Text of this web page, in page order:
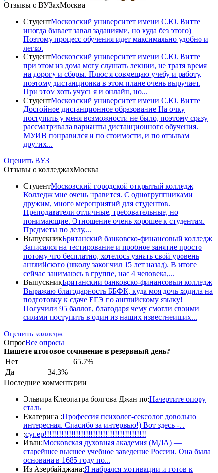
Отзывы о ВУЗахМосква
СтудентМосковский университет имени С.Ю. Витте
иногда бывает завал заданиями, но куда без этого)
Поэтому процесс обучения идет максимально удобно и
легко.
СтудентМосковский университет имени С.Ю. Витте
при этом из дома могу слушать лекции, не тратя время
на дорогу и сборы. Плюс я совмещаю учебу и работу,
поэтому дистанционка в этом плане очень выручает.
При этом хоть учусь я и онлайн, но...
СтудентМосковский университет имени С.Ю. Витте
Достойное дистанционное образование На очку
поступить у меня возможности не было, поэтому сразу
рассматривала варианты дистанционного обучения.
МУИВ понравился и по стоимости, и по отзывам
других...
Оценить ВУЗ
Отзывы о колледжахМосква
СтудентМосковский городской открытый колледж
Колледж мне очень нравится. С одногруппниками
дружим, много мероприятий для студентов.
Преподаватели отличные, требовательные, но
понимающие. Отношение очень хорошее к студентам.
Предметы по делу,...
ВыпускникБританский банковско-финансовый колледж
Записался на тестирование и пробное занятие просто
потому что бесплатно, хотелось узнать свой уровень
английского (школу закончил 15 лет назад). В итоге
сейчас занимаюсь в группе, нас 4 человека,...
ВыпускникБританский банковско-финансовый колледж
Выражаю благодарность ББФК, куда моя дочь ходила на
подготовку к сдаче ЕГЭ по английскому языку!
Получили 95 баллов, благодаря чему смогли своими
силами поступить в один из наших известнейших...
Оценить колледж
ОпросВсе опросы
Пишете итоговое сочинение в резервный день?
Нет
65.7%
Да
34.3%
Последние комментарии
Эльвира Клеопатра болгова Джан по:Начертите опору
сталь
Екатерина :Профессия психолог-сексолог довольно
интересная. Спасибо за интервью!) Вот здесь -...
:супер!!!!!!!!!!!!!!!!!!!!!!!!!!!!!!!!!!!!!!!!!!
Иван:Московская духовная академия (МДА) —
старейшее высшее учебное заведение России. Она была
основана в 1685 году по...
Из Азербайджана:Я набрался мотивации и готов к